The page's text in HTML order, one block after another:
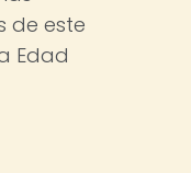
de este
Edad